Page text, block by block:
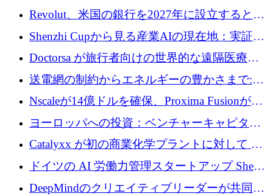
ユーロを超える 70 以上のテクノロジー資金調
Revolut、米国の銀行を2027年に設立すると米
国の社長が語る
Shenzhi Cupから見る産業AIの現在地：実証と
産業実装への道筋
Doctorsa が旅行者向けの世界的な遠隔医療プ
ラットフォームを拡大するために 100 万ユー
ロを調達
送電網の制約からエネルギーの豊かさまで:
Envision の Gobi X がヨーロッパの AI の未来
にどのように貢献できるか
Nscaleが14億ドルを確保、Proxima Fusionが4
億1,100万ユーロを獲得、Invest EuropeはVCの
ヨーロッパへの投資：ベンチャーキャピタル
が過去2番目に高い水準に到達
Catalyxx が初の商業化学プラントに対して EU
から 2,000 万ユーロ以上の支援を獲得
ドイツの AI 労働力管理スタートアップ Sherpa
がプレシードで 220 万ドルを調達
DeepMindのクリエイティブリーダーが共同設